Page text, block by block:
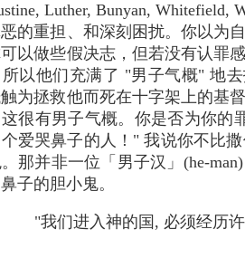
Luther, Bunyan,
的重担、和深刻困扰。你以为
以做些假决志，但若没有认罪
以他们充满了 "男子气概" 地
为拯救他而死在十字架上的基
很有男子气概。你是否为你的
爱哭鼻子的人！" 我说你不比
那并非一位「男子汉」(he-
子的胆小鬼。
"我们进入神的国, 必须经历